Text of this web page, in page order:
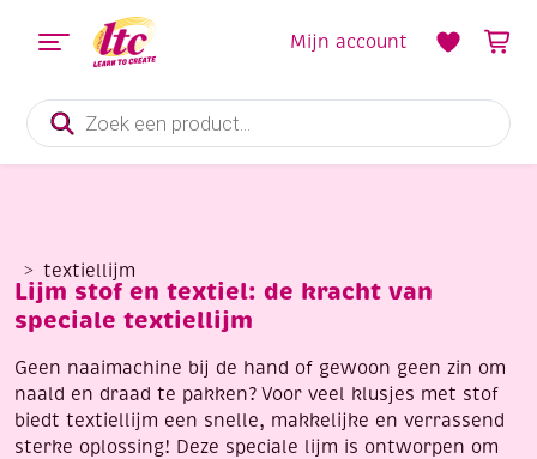
Producten
zoeken
Mijn account
textiellijm
Lijm stof en textiel: de kracht van
speciale textiellijm
Geen naaimachine bij de hand of gewoon geen zin om
naald en draad te pakken? Voor veel klusjes met stof
biedt textiellijm een snelle, makkelijke en verrassend
sterke oplossing! Deze speciale lijm is ontworpen om